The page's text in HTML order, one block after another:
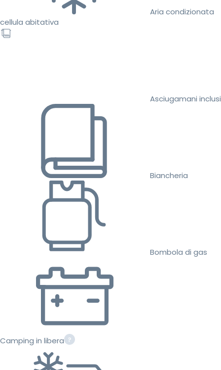
Aria condizionata
cellula abitativa
Asciugamani inclusi
Biancheria
Bombola di gas
Camping in libera